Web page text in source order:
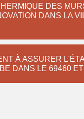
DES
DANS LA
À ASSURER
DANS LE 69460